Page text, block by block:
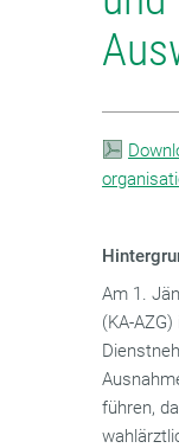
Am 1.
(KA-
führen,